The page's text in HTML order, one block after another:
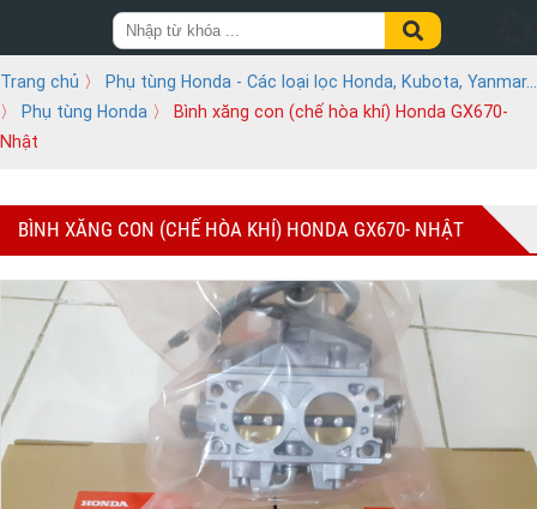
Trang chủ 〉
Phụ tùng Honda - Các loại lọc Honda, Kubota, Yanmar...
〉
Phụ tùng Honda 〉 Bình xăng con (chế hòa khí) Honda GX670-
Nhật
BÌNH XĂNG CON (CHẾ HÒA KHÍ) HONDA GX670- NHẬT